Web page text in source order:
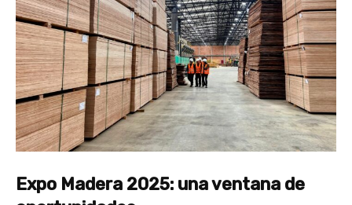
Expo Madera 2025: una ventana de